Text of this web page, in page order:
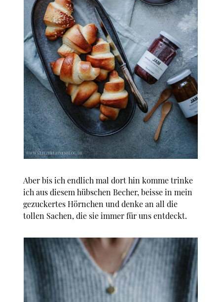
Aber bis ich endlich mal dort hin komme trinke
ich aus diesem hübschen Becher, beisse in mein
gezuckertes Hörnchen und denke an all die
tollen Sachen, die sie immer für uns entdeckt.